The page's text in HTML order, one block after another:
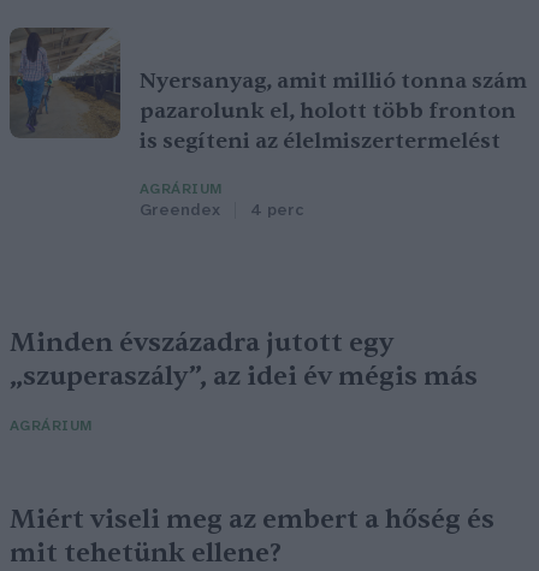
Nyersanyag, amit millió tonna szám
pazarolunk el, holott több fronton
is segíteni az élelmiszertermelést
AGRÁRIUM
Greendex 4 perc
Minden évszázadra jutott egy
„szuperaszály”, az idei év mégis más
AGRÁRIUM
Miért viseli meg az embert a hőség és
mit tehetünk ellene?